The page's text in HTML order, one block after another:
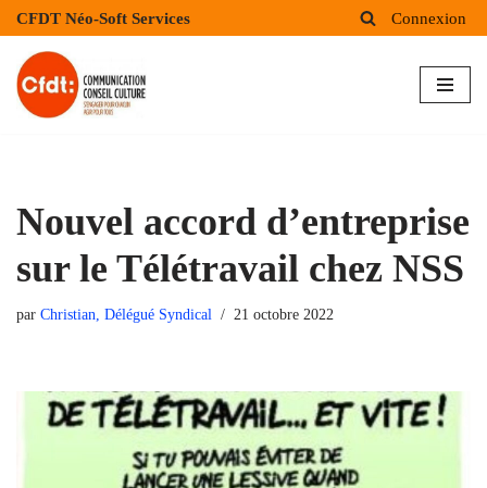
Aller
au
contenu
CFDT Néo-Soft Services Connexion
Nouvel accord d’entreprise
sur le Télétravail chez NSS
par Christian, Délégué Syndical 21 octobre 2022